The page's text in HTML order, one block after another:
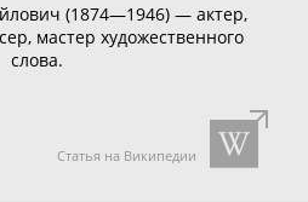
(1874—1946) — актер,
мастер художественного
слова.
Статья на Википедии